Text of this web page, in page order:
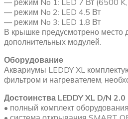
— режим No 1: LED 7 Вт (6500
— режим No 2: LED 4.5 Вт
— режим No 3: LED 1.8 Вт
В крышке предусмотрено место
дополнительных модулей.
Оборудование
Аквариумы LEDDY XL
фильтром и нагревателем,
Достоинства LEDDY XL D/N 2.0
• полный комплект оборудования